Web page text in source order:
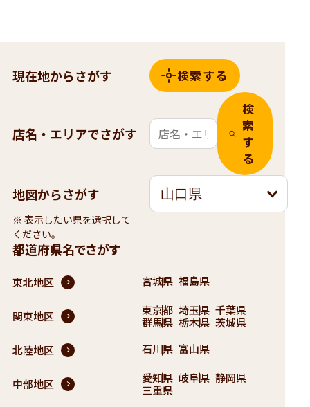
現在地からさがす 検索する
店名・エリアでさがす
検
索
す
る
地図からさがす 山口県
※ 表示したい県を選択して
ください。
都道府県名でさがす
東北地区 宮城県 福島県
関東地区 東京都 埼玉県 千葉県
群馬県 栃木県 茨城県
北陸地区
石川県 富山県
中部地区 愛知県 岐阜県 静岡県
三重県